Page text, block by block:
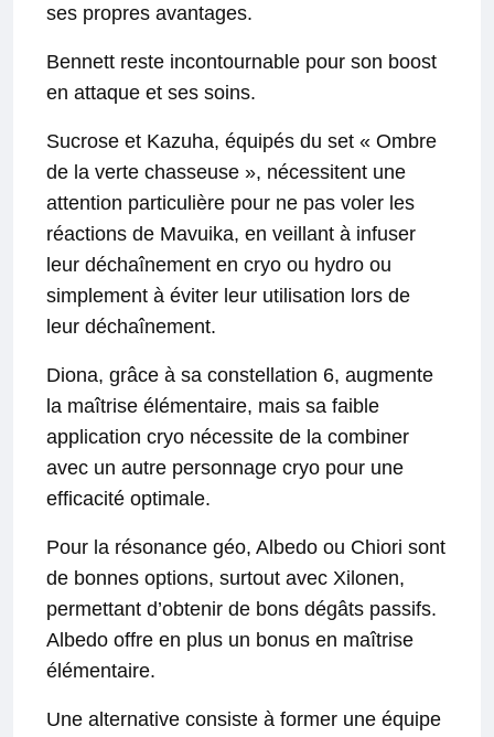
ses propres avantages.
Bennett reste incontournable pour son boost
en attaque et ses soins.
Sucrose et Kazuha, équipés du set « Ombre
de la verte chasseuse », nécessitent une
attention particulière pour ne pas voler les
réactions de Mavuika, en veillant à infuser
leur déchaînement en cryo ou hydro ou
simplement à éviter leur utilisation lors de
leur déchaînement.
Diona, grâce à sa constellation 6, augmente
la maîtrise élémentaire, mais sa faible
application cryo nécessite de la combiner
avec un autre personnage cryo pour une
efficacité optimale.
Pour la résonance géo, Albedo ou Chiori sont
de bonnes options, surtout avec Xilonen,
permettant d’obtenir de bons dégâts passifs.
Albedo offre en plus un bonus en maîtrise
élémentaire.
Une alternative consiste à former une équipe